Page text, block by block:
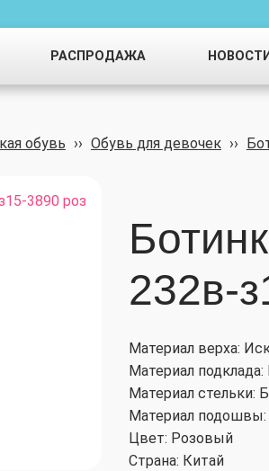
РАСПРОДАЖА НОВОСТИ
обувь ›› Обувь для девочек ››
232в-
Материал верха:
Материал подклада:
Материал стельки:
Материал
Цвет: Розовый
Страна: Китай